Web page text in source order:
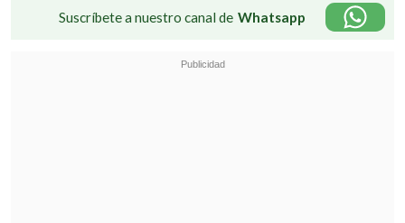
Suscríbete a nuestro canal de Whatsapp